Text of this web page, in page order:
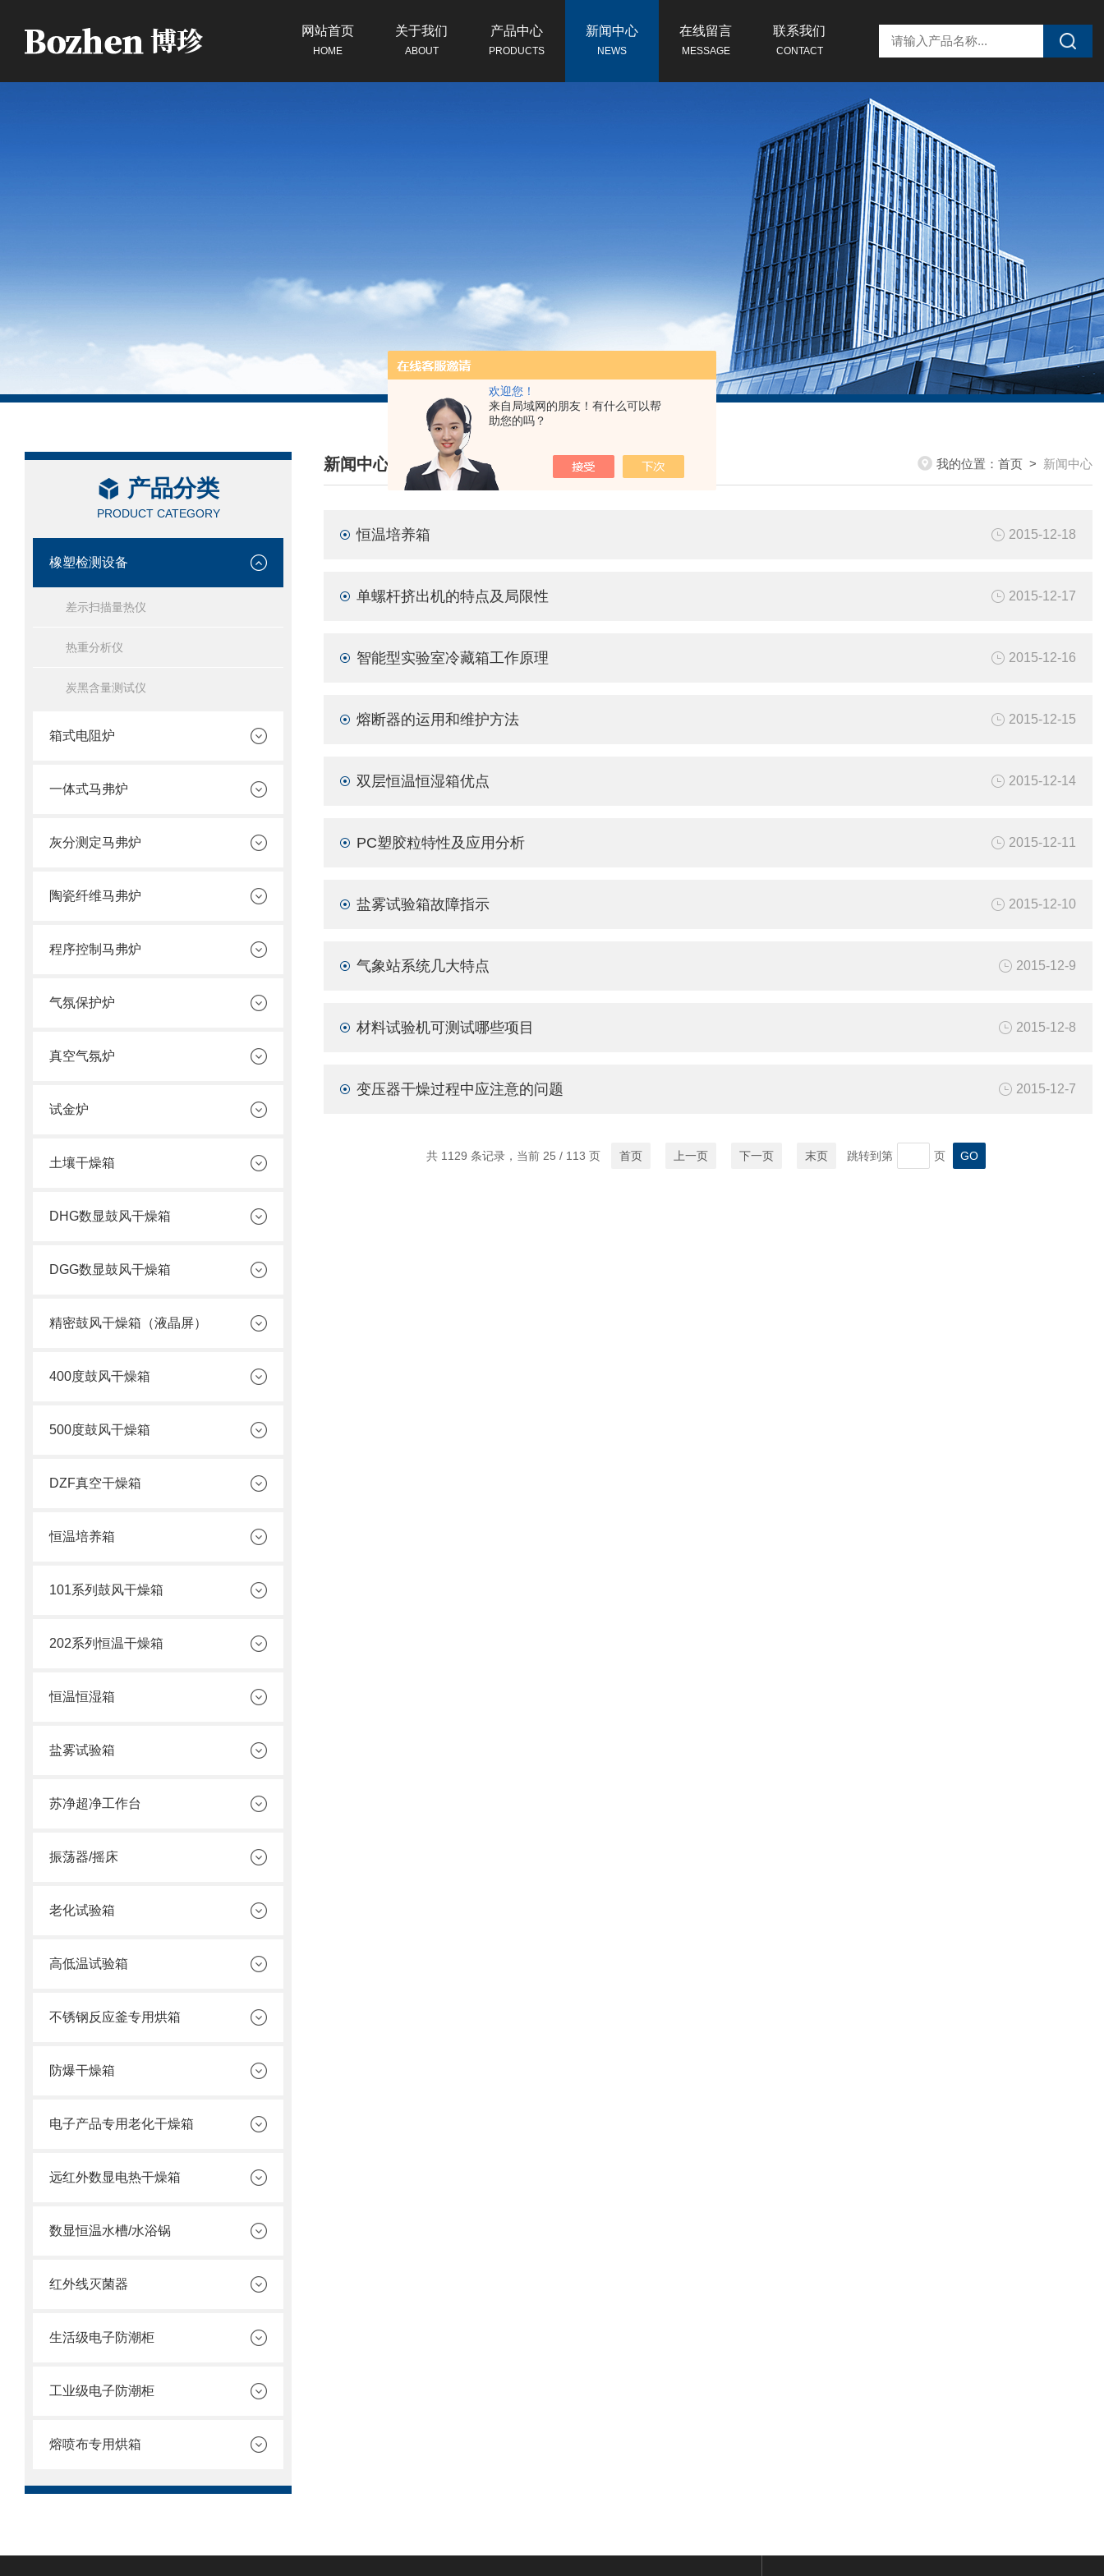
欢迎您！
来自局域网的朋友！有什么可以帮
助您的吗？
网站首页
HOME
关于我们
ABOUT
产品中心
PRODUCTS
新闻中心
NEWS
在线留言
MESSAGE
联系我们
CONTACT
产品分类
PRODUCT CATEGORY
橡塑检测设备
差示扫描量热仪
热重分析仪
炭黑含量测试仪
箱式电阻炉
一体式马弗炉
灰分测定马弗炉
陶瓷纤维马弗炉
程序控制马弗炉
气氛保护炉
真空气氛炉
试金炉
土壤干燥箱
DHG数显鼓风干燥箱
DGG数显鼓风干燥箱
精密鼓风干燥箱（液晶屏）
400度鼓风干燥箱
500度鼓风干燥箱
DZF真空干燥箱
恒温培养箱
101系列鼓风干燥箱
202系列恒温干燥箱
恒温恒湿箱
盐雾试验箱
苏净超净工作台
振荡器/摇床
老化试验箱
高低温试验箱
不锈钢反应釜专用烘箱
防爆干燥箱
电子产品专用老化干燥箱
远红外数显电热干燥箱
数显恒温水槽/水浴锅
红外线灭菌器
生活级电子防潮柜
工业级电子防潮柜
熔喷布专用烘箱
新闻中心
/ NEWS CENTER
我的位置： 首页 > 新闻中心
恒温培养箱 2015-12-18
单螺杆挤出机的特点及局限性 2015-12-17
智能型实验室冷藏箱工作原理 2015-12-16
熔断器的运用和维护方法 2015-12-15
双层恒温恒湿箱优点 2015-12-14
PC塑胶粒特性及应用分析 2015-12-11
盐雾试验箱故障指示 2015-12-10
气象站系统几大特点 2015-12-9
材料试验机可测试哪些项目 2015-12-8
变压器干燥过程中应注意的问题 2015-12-7
共 1129 条记录，当前 25 / 113 页 首页 上一页 下一页 末页 跳转到第 页